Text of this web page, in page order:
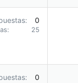
0
25
0